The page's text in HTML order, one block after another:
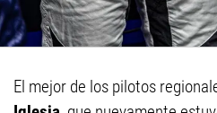
El mejor de los pilotos